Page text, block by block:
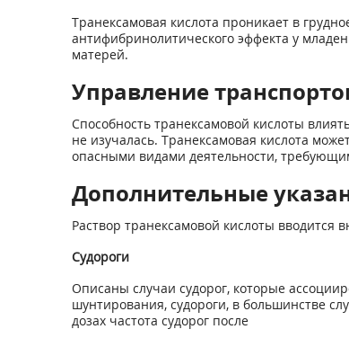
Транексамовая кислота проникает в
антифибринолитического эффекта у
матерей.
Управление
Способность транексамовой кислоты
не изучалась. Транексамовая кислота
опасными видами деятельности,
Дополнительные
Раствор транексамовой кислоты
Судороги
Описаны случаи судорог, которые
шунтирования, судороги, в большинстве
дозах частота судорог после